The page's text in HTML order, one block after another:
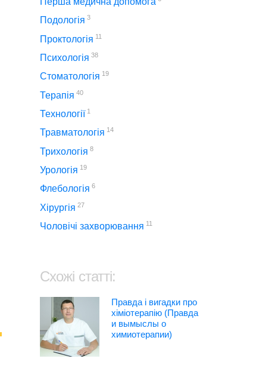
Подологія 3
Проктологія 11
Психологія 38
Стоматологія 19
Терапія 40
Технології1
Травматологія 14
Трихологія 8
Урологія 19
Флебологія 6
Хірургія 27
Чоловічі захворювання 11
Схожі статті:
Правда і вигадки про
хіміотерапію (Правда
и вымыслы о
химиотерапии)